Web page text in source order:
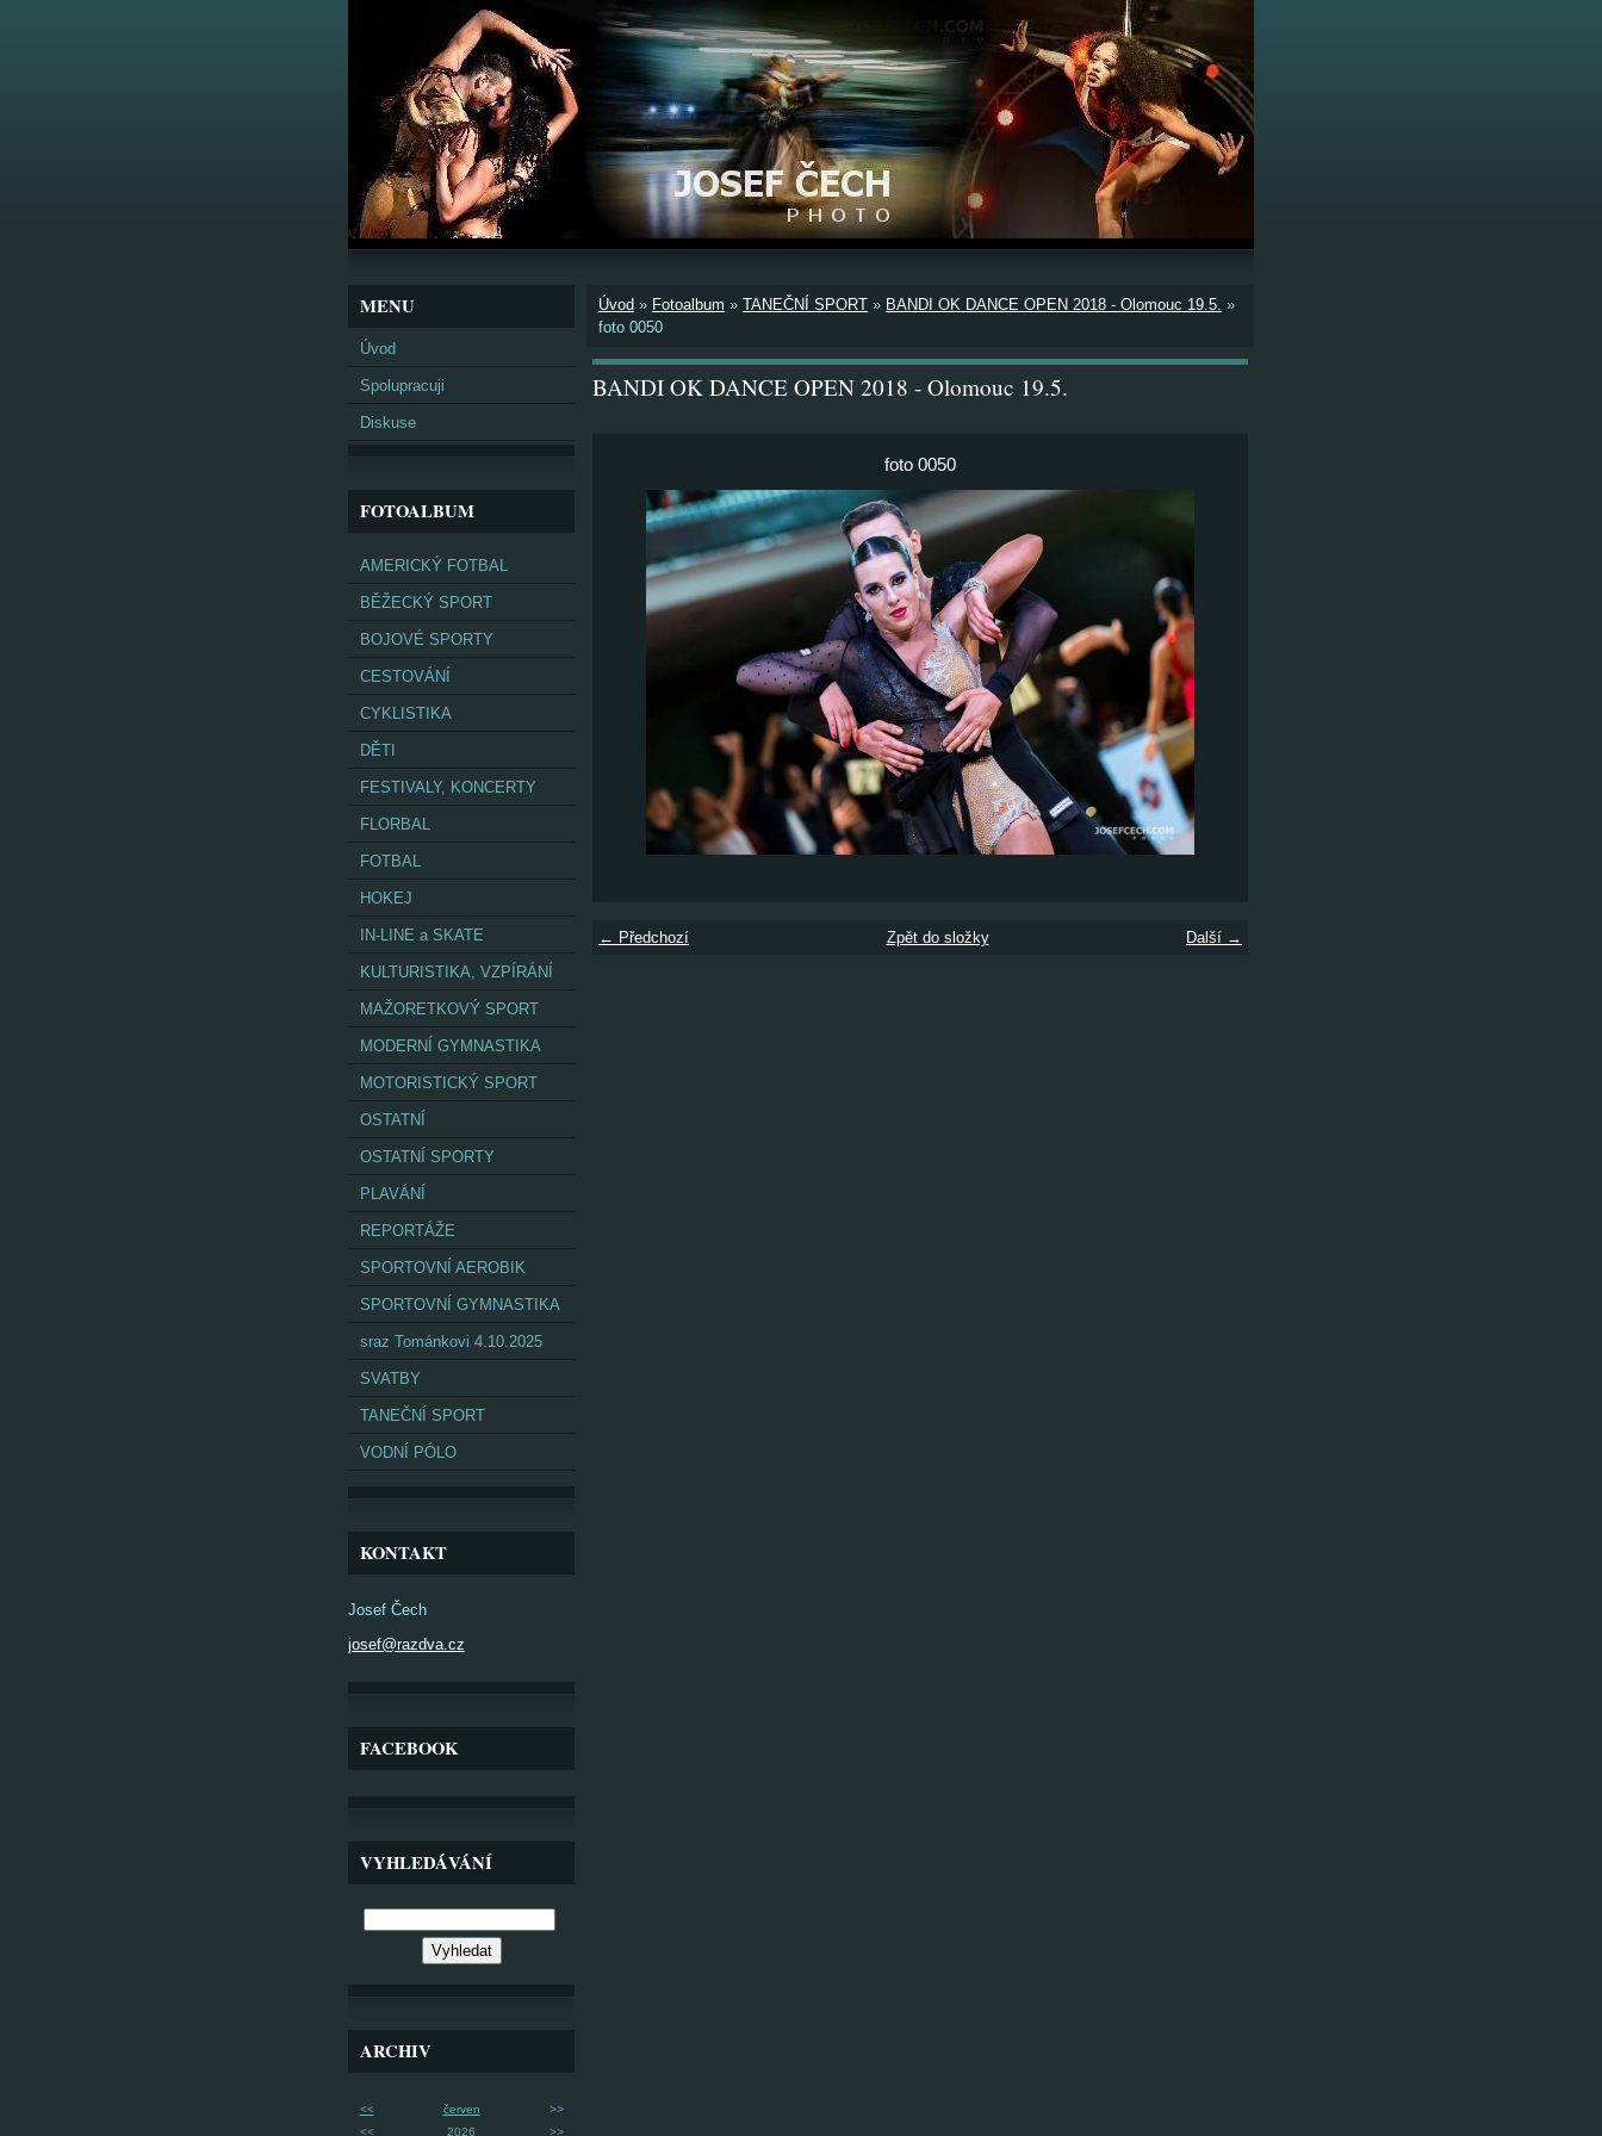
MENU
Úvod
Spolupracuji
Diskuse
FOTOALBUM
AMERICKÝ FOTBAL
BĚŽECKÝ SPORT
BOJOVÉ SPORTY
CESTOVÁNÍ
CYKLISTIKA
DĚTI
FESTIVALY, KONCERTY
FLORBAL
FOTBAL
HOKEJ
IN-LINE a SKATE
KULTURISTIKA, VZPÍRÁNÍ
MAŽORETKOVÝ SPORT
MODERNÍ GYMNASTIKA
MOTORISTICKÝ SPORT
OSTATNÍ
OSTATNÍ SPORTY
PLAVÁNÍ
REPORTÁŽE
SPORTOVNÍ AEROBIK
SPORTOVNÍ GYMNASTIKA
sraz Tománkovi 4.10.2025
SVATBY
TANEČNÍ SPORT
VODNÍ PÓLO
KONTAKT
Josef Čech
josef@razdva.cz
FACEBOOK
VYHLEDÁVÁNÍ
ARCHIV
<< červen
>>
<<
2026 >>
Úvod » Fotoalbum » TANEČNÍ SPORT » BANDI OK DANCE OPEN 2018 - Olomouc 19.5. »
foto 0050
BANDI OK DANCE OPEN 2018 - Olomouc 19.5.
foto 0050
← Předchozí Další →
Zpět do složky